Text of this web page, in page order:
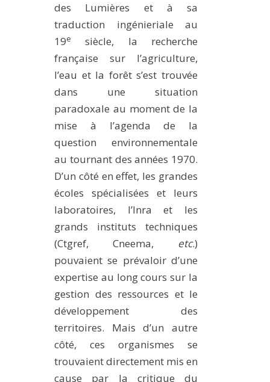
des Lumières et à sa
traduction ingénieriale au
19e
siècle, la recherche
française sur l’agriculture,
l’eau et la forêt s’est trouvée
dans une situation
paradoxale au moment de la
mise à l’agenda de la
question environnementale
au tournant des années 1970.
D’un côté en effet, les grandes
écoles spécialisées et leurs
laboratoires, l’Inra et les
grands instituts techniques
(Ctgref, Cneema, etc.)
pouvaient se prévaloir d’une
expertise au long cours sur la
gestion des ressources et le
développement des
territoires. Mais d’un autre
côté, ces organismes se
trouvaient directement mis en
cause par la critique du